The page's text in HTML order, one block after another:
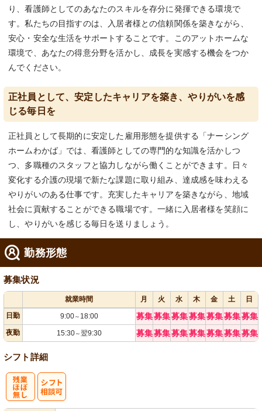
り、看護師としてのあなたのスキルを存分に発揮できる環境で
す。私たちの目指すのは、入居者様との信頼関係を築きながら、
安心・安全な生活をサポートすることです。このアットホームな
環境で、あなたの得意分野を活かし、成長を実感する機会をつか
んでください。
正社員として、安定したキャリアを築き、やりがいを感
じる毎日を
正社員として長期的に安定した雇用形態を提供する「ナーシング
ホームわかば」では、看護師としての専門的な知識を活かしつ
つ、多職種のスタッフと協力しながら働くことができます。日々
変化する介護の現場で新たな課題に取り組み、達成感を味わえる
やりがいのある仕事です。充実したキャリアを築きながら、地域
社会に貢献することができる職場です。一緒に入居者様を笑顔に
し、やりがいを感じる毎日を送りましょう。
勤務形態
募集状況
就業時間 月 火 水 木 金 土
日
日勤
9:00～ 18:00 募集募集募集募集募集募集募集
夜勤 15:30～翌9:30 募集募集募集募集募集募集募集
シフト詳細